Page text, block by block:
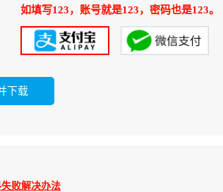
如填写123，账号就是123，密码也是123。
失败解决办法